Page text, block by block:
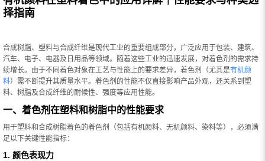
择指南
合成树脂、塑料与合成纤维是现代工业的重要组成部分，广泛应用于包装、建筑、
汽车、电子、电器及日用品等领域。随着这些工业的迅速发展，对着色剂的需求持
续增长。由于不同着色对象在工艺与性能上的要求差异，着色剂（尤其是有机颜
料）需不断提升其质量水平。着色剂的性能不仅直接影响产品外观，还关系到塑
料、树脂及合成纤维的耐候性、强度等应用性能。
一、着色剂在塑料和树脂中的性能要求
用于塑料和合成树脂着色的着色剂（包括有机颜料、无机颜料、染料等），必须满
足以下关键性能指标：
1. 颜色表现力